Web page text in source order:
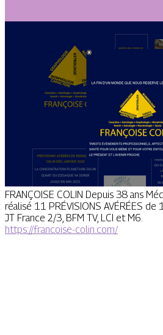
FRANÇOISE COLIN Depuis 38 ans
réalisé 11 PRÉVISIONS AVÉRÉES de
JT France 2/3, BFM TV, LCI et M6.
https://francoise-colin.com/